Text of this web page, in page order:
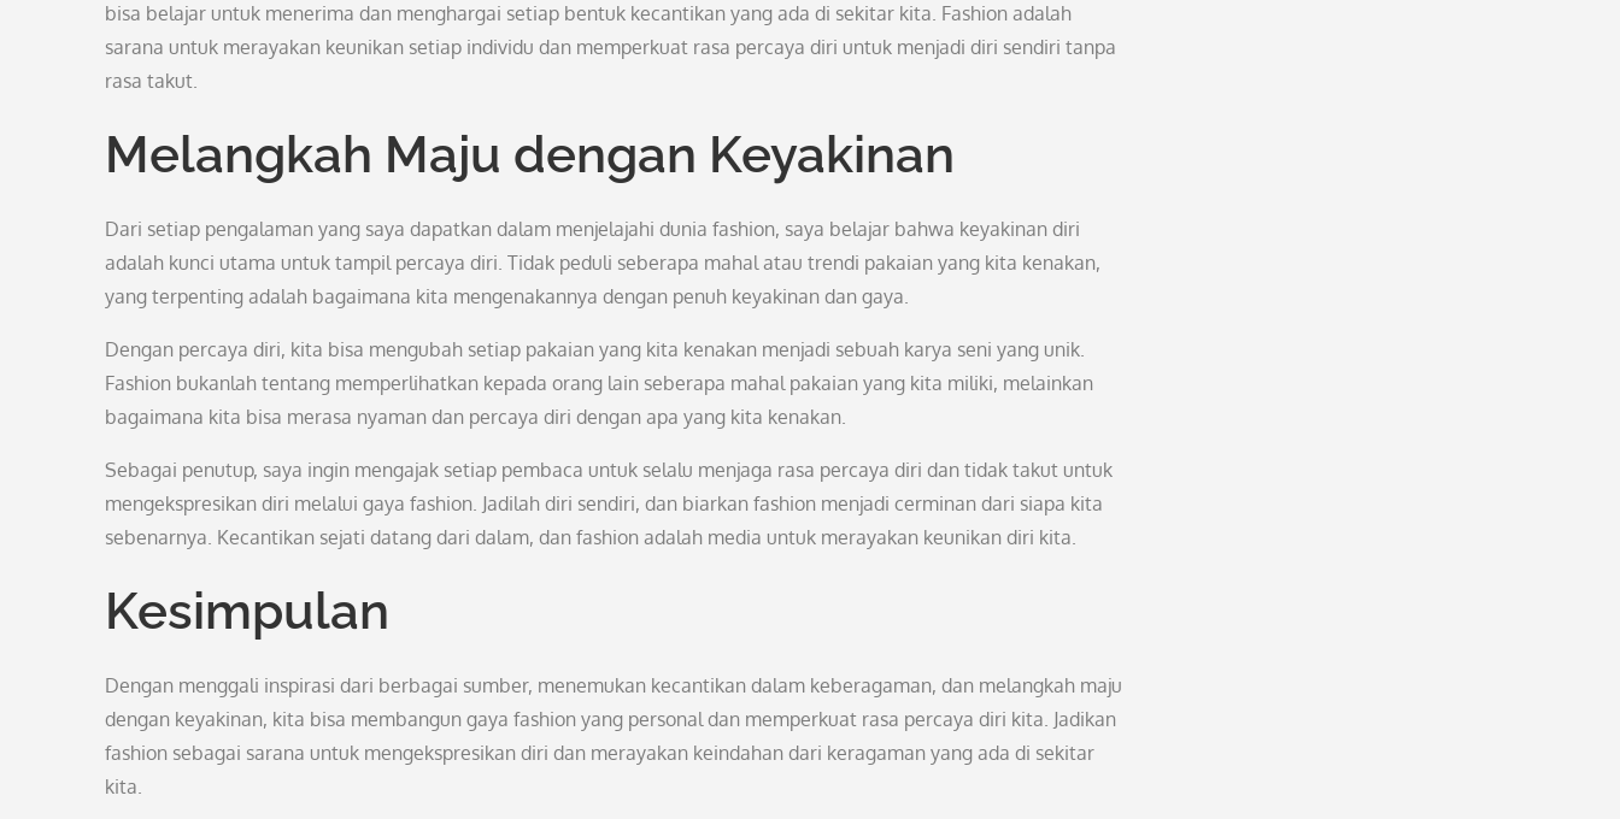
bisa belajar untuk menerima dan menghargai setiap bentuk kecantikan yang ada di sekitar kita. Fashion adalah
sarana untuk merayakan keunikan setiap individu dan memperkuat rasa percaya diri untuk menjadi diri sendiri tanpa
rasa takut.
Melangkah Maju dengan Keyakinan
Dari setiap pengalaman yang saya dapatkan dalam menjelajahi dunia fashion, saya belajar bahwa keyakinan diri
adalah kunci utama untuk tampil percaya diri. Tidak peduli seberapa mahal atau trendi pakaian yang kita kenakan,
yang terpenting adalah bagaimana kita mengenakannya dengan penuh keyakinan dan gaya.
Dengan percaya diri, kita bisa mengubah setiap pakaian yang kita kenakan menjadi sebuah karya seni yang unik.
Fashion bukanlah tentang memperlihatkan kepada orang lain seberapa mahal pakaian yang kita miliki, melainkan
bagaimana kita bisa merasa nyaman dan percaya diri dengan apa yang kita kenakan.
Sebagai penutup, saya ingin mengajak setiap pembaca untuk selalu menjaga rasa percaya diri dan tidak takut untuk
mengekspresikan diri melalui gaya fashion. Jadilah diri sendiri, dan biarkan fashion menjadi cerminan dari siapa kita
sebenarnya. Kecantikan sejati datang dari dalam, dan fashion adalah media untuk merayakan keunikan diri kita.
Kesimpulan
Dengan menggali inspirasi dari berbagai sumber, menemukan kecantikan dalam keberagaman, dan melangkah maju
dengan keyakinan, kita bisa membangun gaya fashion yang personal dan memperkuat rasa percaya diri kita. Jadikan
fashion sebagai sarana untuk mengekspresikan diri dan merayakan keindahan dari keragaman yang ada di sekitar
kita.